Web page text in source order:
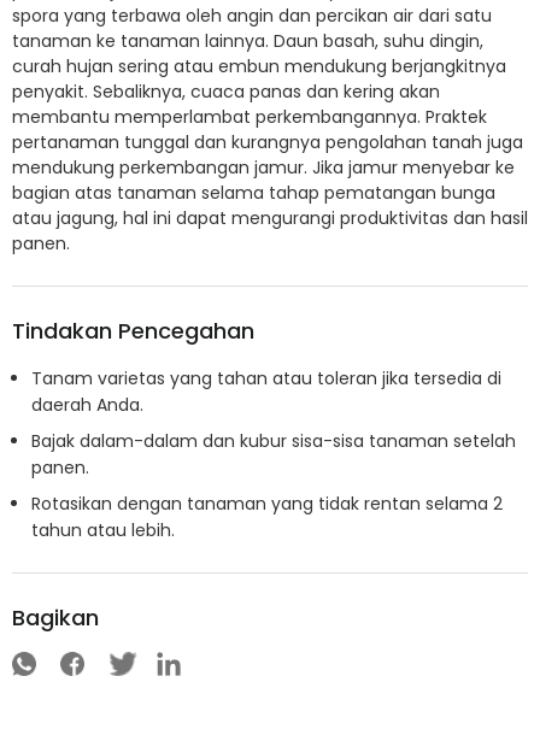
spora yang terbawa oleh angin dan percikan air dari satu
tanaman ke tanaman lainnya. Daun basah, suhu dingin,
curah hujan sering atau embun mendukung berjangkitnya
penyakit. Sebaliknya, cuaca panas dan kering akan
membantu memperlambat perkembangannya. Praktek
pertanaman tunggal dan kurangnya pengolahan tanah juga
mendukung perkembangan jamur. Jika jamur menyebar ke
bagian atas tanaman selama tahap pematangan bunga
atau jagung, hal ini dapat mengurangi produktivitas dan hasil
panen.
Tindakan Pencegahan
Tanam varietas yang tahan atau toleran jika tersedia di
daerah Anda.
Bajak dalam-dalam dan kubur sisa-sisa tanaman setelah
panen.
Rotasikan dengan tanaman yang tidak rentan selama 2
tahun atau lebih.
Bagikan